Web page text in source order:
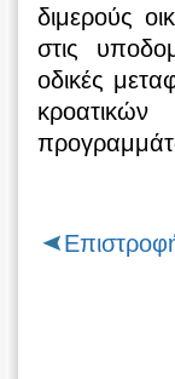
διμερούς
στις
οδικές